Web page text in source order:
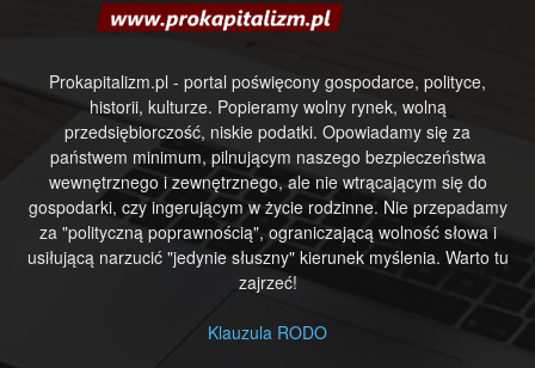
Prokapitalizm.pl - portal poświęcony gospodarce, polityce,
historii, kulturze. Popieramy wolny rynek, wolną
przedsiębiorczość, niskie podatki. Opowiadamy się za
państwem minimum, pilnującym naszego bezpieczeństwa
wewnętrznego i zewnętrznego, ale nie wtrącającym się do
gospodarki, czy ingerującym w życie rodzinne. Nie przepadamy
za "polityczną poprawnością", ograniczającą wolność słowa i
usiłującą narzucić "jedynie słuszny" kierunek myślenia. Warto tu
zajrzeć!
Klauzula RODO